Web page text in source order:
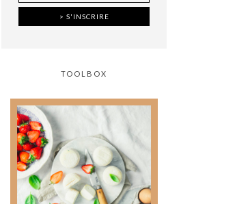
TOOLBOX
Tout ce que vous avez
toujours voulu savoir
sur
la photographie
culinaire sans jamais
oser le demander !